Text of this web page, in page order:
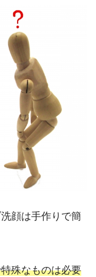
顔は手作りで簡
殊なものは必要